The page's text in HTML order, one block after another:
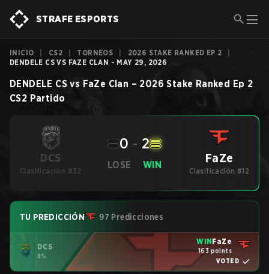
STRAFE ESPORTS
INICIO CS2 TORNEOS 2026 STAKE RANKED EP 2
DENDELE CS VS FAZE CLAN - MAY 29, 2026
DENDELE CS vs FaZe Clan – 2026 Stake Ranked Ep 2
CS2 Partido
DCS
Clasificación #32
LOSE
0 - 2
WIN FaZe
Clasificación #12
TU PREDICCIÓN 97 Predicciones
DCS
8%
WINFaZe
163 points
VOTED